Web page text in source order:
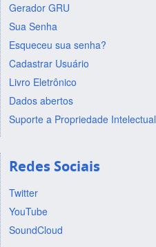
Gerador GRU
Sua Senha
Esqueceu sua senha?
Cadastrar Usuário
Livro Eletrônico
Dados abertos
Suporte a Propriedade Intelectual
Redes Sociais
Twitter
YouTube
SoundCloud